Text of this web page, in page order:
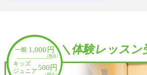
＼体験レッスン